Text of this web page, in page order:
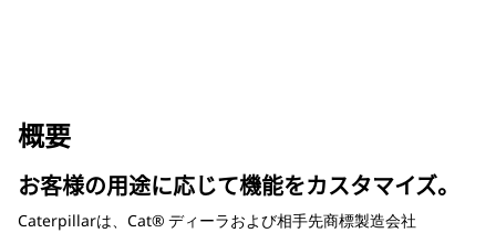
概要
お客様の用途に応じて機能をカスタマイズ。
Caterpillarは、Cat® ディーラおよび相手先商標製造会社